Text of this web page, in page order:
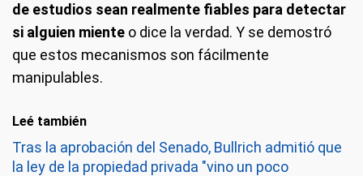
de estudios sean realmente fiables para detectar
si alguien miente o dice la verdad. Y se demostró
que estos mecanismos son fácilmente
manipulables.
Leé también
Tras la aprobación del Senado, Bullrich admitió que
la ley de la propiedad privada "vino un poco